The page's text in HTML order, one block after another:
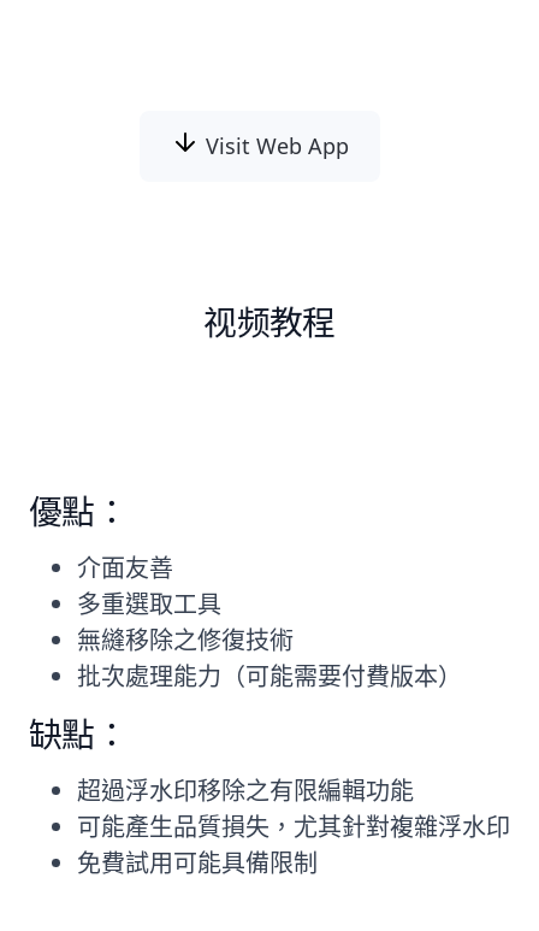
Visit Web App
视频教程
優點：
介面友善
多重選取工具
無縫移除之修復技術
批次處理能力（可能需要付費版本）
缺點：
超過浮水印移除之有限編輯功能
可能產生品質損失，尤其針對複雜浮水印
免費試用可能具備限制